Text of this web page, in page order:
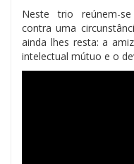
Neste trio reúnem-se
contra uma
ainda lhes resta: a
intelectual mútuo e o